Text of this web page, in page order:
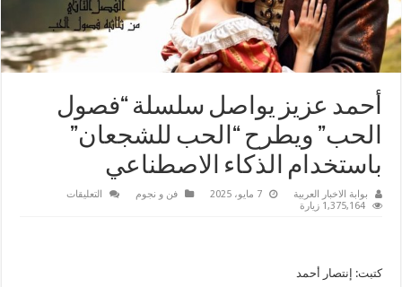
أحمد عزيز يواصل سلسلة “فصول
الحب” ويطرح “الحب للشجعان”
باستخدام الذكاء الاصطناعي
بوابة الاخبار العربية 7 مايو، 2025 فن و نجوم التعليقات
1,375,164 زيارة
كتبت: إنتصار أحمد